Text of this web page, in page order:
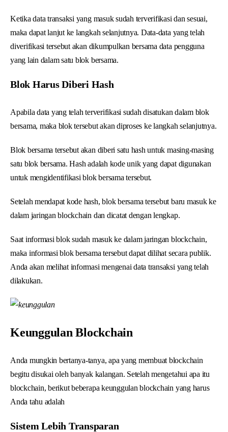
Ketika data transaksi yang masuk sudah terverifikasi dan sesuai,
maka dapat lanjut ke langkah selanjutnya. Data-data yang telah
diverifikasi tersebut akan dikumpulkan bersama data pengguna
yang lain dalam satu blok bersama.
Blok Harus Diberi Hash
Apabila data yang telah terverifikasi sudah disatukan dalam blok
bersama, maka blok tersebut akan diproses ke langkah selanjutnya.
Blok bersama tersebut akan diberi satu hash untuk masing-masing
satu blok bersama. Hash adalah kode unik yang dapat digunakan
untuk mengidentifikasi blok bersama tersebut.
Setelah mendapat kode hash, blok bersama tersebut baru masuk ke
dalam jaringan blockchain dan dicatat dengan lengkap.
Saat informasi blok sudah masuk ke dalam jaringan blockchain,
maka informasi blok bersama tersebut dapat dilihat secara publik.
Anda akan melihat informasi mengenai data transaksi yang telah
dilakukan.
Keunggulan Blockchain
Anda mungkin bertanya-tanya, apa yang membuat blockchain
begitu disukai oleh banyak kalangan. Setelah mengetahui apa itu
blockchain, berikut beberapa keunggulan blockchain yang harus
Anda tahu adalah
Sistem Lebih Transparan